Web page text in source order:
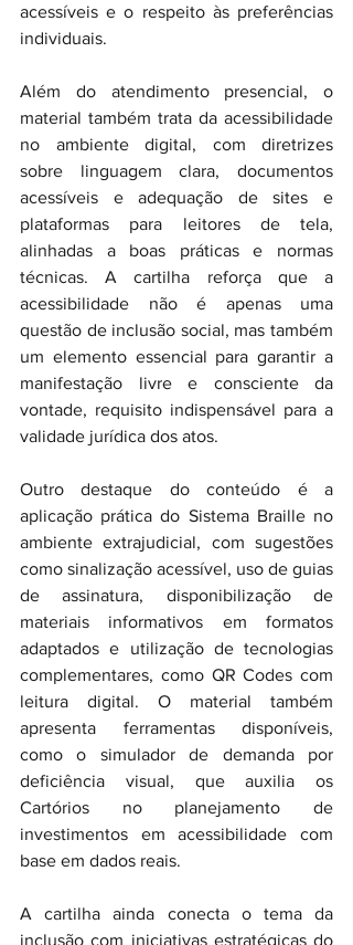
acessíveis e o respeito às preferências
individuais.
Além do atendimento presencial, o
material também trata da acessibilidade
no ambiente digital, com diretrizes
sobre linguagem clara, documentos
acessíveis e adequação de sites e
plataformas para leitores de tela,
alinhadas a boas práticas e normas
técnicas. A cartilha reforça que a
acessibilidade não é apenas uma
questão de inclusão social, mas também
um elemento essencial para garantir a
manifestação livre e consciente da
vontade, requisito indispensável para a
validade jurídica dos atos.
Outro destaque do conteúdo é a
aplicação prática do Sistema Braille no
ambiente extrajudicial, com sugestões
como sinalização acessível, uso de guias
de assinatura, disponibilização de
materiais informativos em formatos
adaptados e utilização de tecnologias
complementares, como QR Codes com
leitura digital. O material também
apresenta ferramentas disponíveis,
como o simulador de demanda por
deficiência visual, que auxilia os
Cartórios no planejamento de
investimentos em acessibilidade com
base em dados reais.
A cartilha ainda conecta o tema da
inclusão com iniciativas estratégicas do